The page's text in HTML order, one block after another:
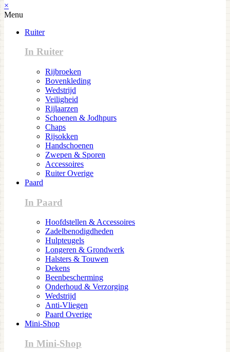
×
Menu
Ruiter
In Ruiter
Rijbroeken
Bovenkleding
Wedstrijd
Veiligheid
Rijlaarzen
Schoenen & Jodhpurs
Chaps
Rijsokken
Handschoenen
Zwepen & Sporen
Accessoires
Ruiter Overige
Paard
In Paard
Hoofdstellen & Accessoires
Zadelbenodigdheden
Hulpteugels
Longeren & Grondwerk
Halsters & Touwen
Dekens
Beenbescherming
Onderhoud & Verzorging
Wedstrijd
Anti-Vliegen
Paard Overige
Mini-Shop
In Mini-Shop